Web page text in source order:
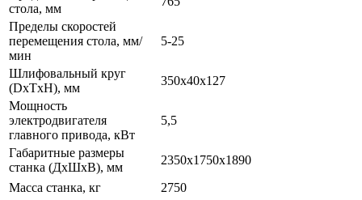
стола, мм
Пределы скоростей
перемещения стола, мм/
мин
5-25
Шлифовальный круг
(DxTxH), мм
350х40х127
Мощность
электродвигателя
главного привода, кВт
5,5
Габаритные размеры
станка (ДxШxВ), мм
2350х1750х1890
Масса станка, кг
2750